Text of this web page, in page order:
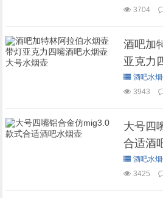
3704
酒吧加
亚克力
烟壶酒吧水
3943
大号四
合适酒
酒吧水
3425